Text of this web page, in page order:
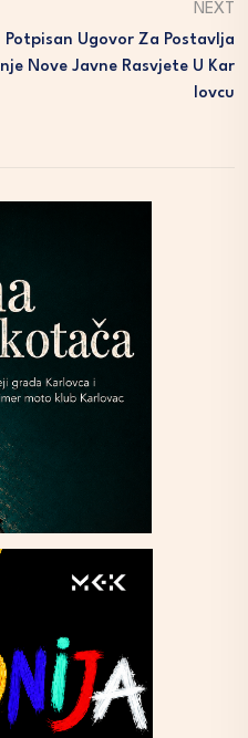
NEXT
Potpisan Ugovor Za Postavlja
Nje Nove Javne Rasvjete U Kar
Lovcu